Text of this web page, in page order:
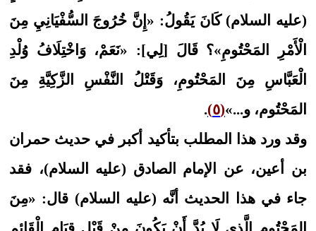
(عليه السلام) كَانَ يَقُولُ: «إِنَّ‏ خُرُوجَ‏ السُّفْيَانِيِ‏ مِنَ‏
الْأَمْرِ المَحْتُومِ»؟‏ قَالَ [لِي]: «نَعَمْ، وَاخْتِلَافُ وُلْدِ
الْعَبَّاسِ مِنَ المَحْتُومِ، وَقَتْلُ النَّفْسِ الزَّكِيَّةِ مِنَ
المَحْتُوم‏، و...»(٥)
.
وقد ورد هذا المطلب بتأكيد أكبر في حديث حمران
بن أعين، عن الإمام الصادق (عليه السلام)، فقد
جاء في هذا الحديث أنَّه (عليه السلام) قال: «مِنَ‏